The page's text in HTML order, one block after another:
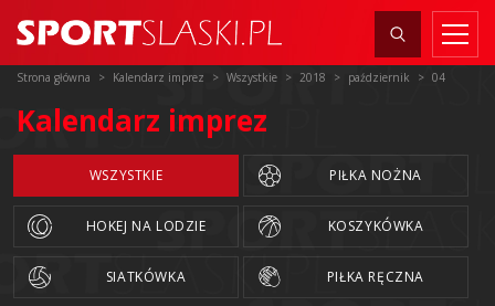
Strona główna Kalendarz imprez Wszystkie 2018 październik 04
Kalendarz imprez
WSZYSTKIE PIŁKA NOŻNA
HOKEJ NA LODZIE KOSZYKÓWKA
SIATKÓWKA PIŁKA RĘCZNA